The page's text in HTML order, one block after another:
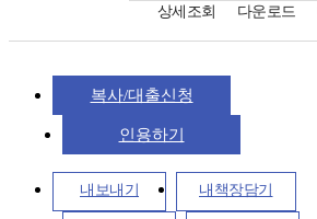
상세조회 다운로드
복사/대출신청
인용하기
내보내기 내책장담기